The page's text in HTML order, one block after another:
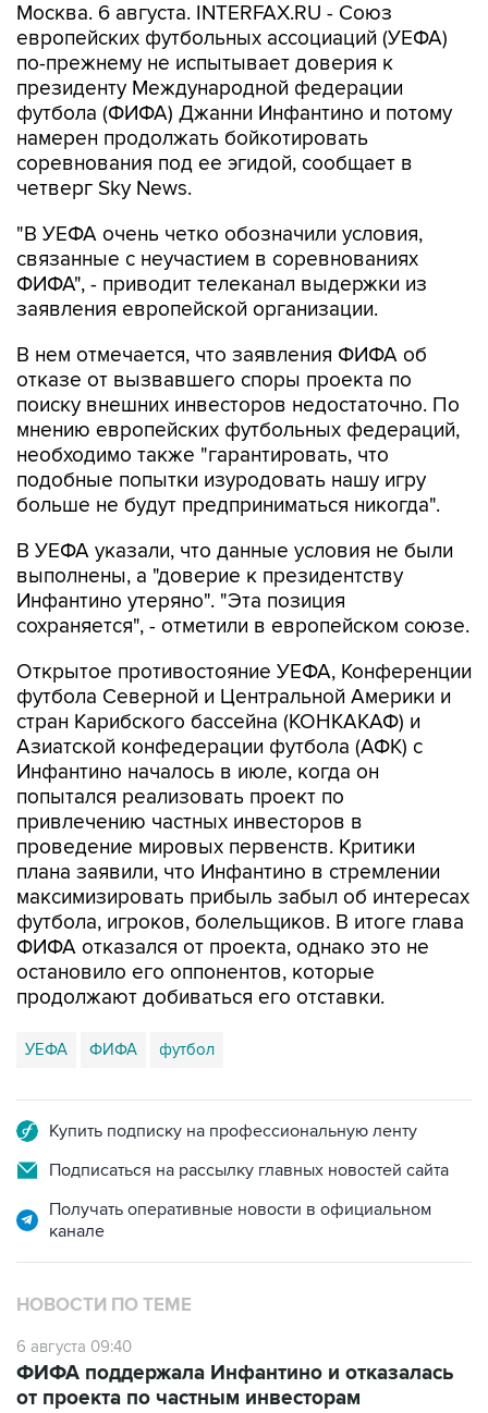
Москва. 6 августа. INTERFAX.RU - Союз
европейских футбольных ассоциаций (УЕФА)
по-прежнему не испытывает доверия к
президенту Международной федерации
футбола (ФИФА) Джанни Инфантино и потому
намерен продолжать бойкотировать
соревнования под ее эгидой, сообщает в
четверг Sky News.
"В УЕФА очень четко обозначили условия,
связанные с неучастием в соревнованиях
ФИФА", - приводит телеканал выдержки из
заявления европейской организации.
В нем отмечается, что заявления ФИФА об
отказе от вызвавшего споры проекта по
поиску внешних инвесторов недостаточно. По
мнению европейских футбольных федераций,
необходимо также "гарантировать, что
подобные попытки изуродовать нашу игру
больше не будут предприниматься никогда".
В УЕФА указали, что данные условия не были
выполнены, а "доверие к президентству
Инфантино утеряно". "Эта позиция
сохраняется", - отметили в европейском союзе.
Открытое противостояние УЕФА, Конференции
футбола Северной и Центральной Америки и
стран Карибского бассейна (КОНКАКАФ) и
Азиатской конфедерации футбола (АФК) с
Инфантино началось в июле, когда он
попытался реализовать проект по
привлечению частных инвесторов в
проведение мировых первенств. Критики
плана заявили, что Инфантино в стремлении
максимизировать прибыль забыл об интересах
футбола, игроков, болельщиков. В итоге глава
ФИФА отказался от проекта, однако это не
остановило его оппонентов, которые
продолжают добиваться его отставки.
УЕФА ФИФА футбол
Купить подписку на профессиональную ленту
Подписаться на рассылку главных новостей сайта
Получать оперативные новости в официальном
канале
НОВОСТИ ПО ТЕМЕ
6 августа 09:40
ФИФА поддержала Инфантино и отказалась
от проекта по частным инвесторам